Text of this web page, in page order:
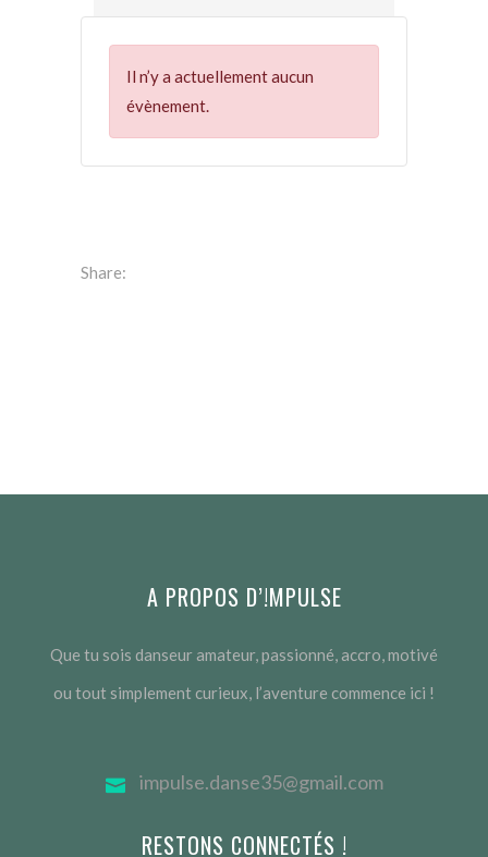
Il n’y a actuellement aucun
évènement.
Share:
A PROPOS D’!MPULSE
Que tu sois danseur amateur, passionné, accro, motivé
ou tout simplement curieux, l’aventure commence ici !
impulse.danse35@gmail.com
RESTONS CONNECTÉS !